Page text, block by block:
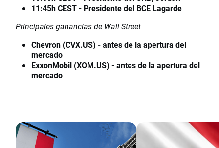
11:45h CEST - Presidente del BCE Lagarde
Principales ganancias de Wall Street
Chevron (CVX.US) - antes de la apertura del
mercado
ExxonMobil (XOM.US) - antes de la apertura del
mercado